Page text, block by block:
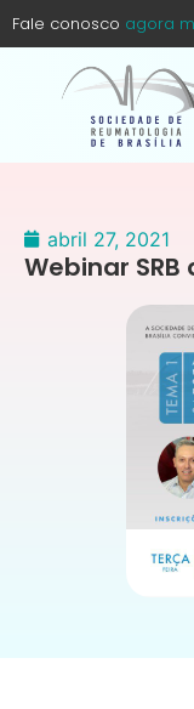
Fale conosco agora
abril 27, 2021
Webinar